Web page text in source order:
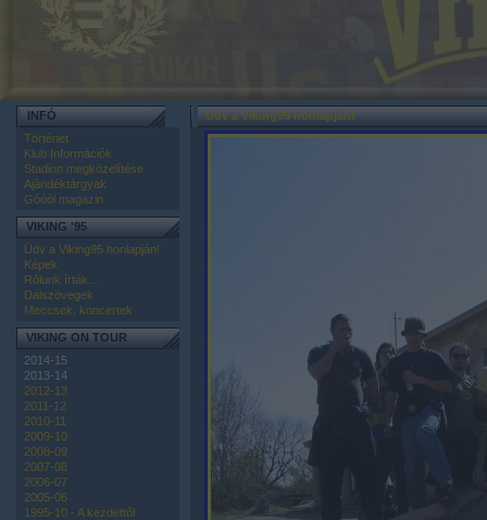
INFÓ
Történet
Klub Információk
Stadion megközelítése
Ajándéktárgyak
Góóól magazin
VIKING '95
Üdv a Viking95 honlapján!
Képek
Rólunk írták...
Dalszövegek
Meccsek, koncertek
VIKING ON TOUR
2014-15
2013-14
2012-13
2011-12
2010-11
2009-10
2008-09
2007-08
2006-07
2005-06
1995-10 - A kezdettől
Üdv a Viking95 honlapján!